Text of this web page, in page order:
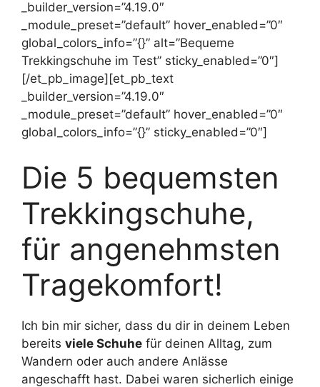
_builder_version=”4.19.0″
_module_preset=”default” hover_enabled=”0″
global_colors_info=”{}” alt=”Bequeme
Trekkingschuhe im Test” sticky_enabled=”0″]
[/et_pb_image][et_pb_text
_builder_version=”4.19.0″
_module_preset=”default” hover_enabled=”0″
global_colors_info=”{}” sticky_enabled=”0″]
Die 5 bequemsten
Trekkingschuhe,
für angenehmsten
Tragekomfort!
Ich bin mir sicher, dass du dir in deinem Leben
bereits viele Schuhe für deinen Alltag, zum
Wandern oder auch andere Anlässe
angeschafft hast. Dabei waren sicherlich einige